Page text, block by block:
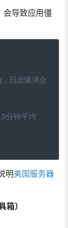
会导致应用僵
日志爆满会
分钟平均
明美国服务器
）